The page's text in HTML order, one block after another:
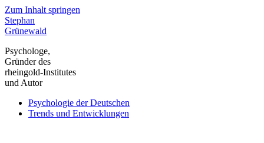
Zum Inhalt springen
Stephan
Grünewald
Psychologe,
Gründer des
rheingold-Institutes
und Autor
Psychologie der Deutschen
Trends und Entwicklungen